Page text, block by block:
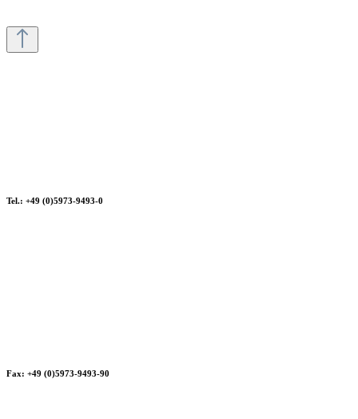
Tel.: +49 (0)5973-9493-0
Fax: +49 (0)5973-9493-90